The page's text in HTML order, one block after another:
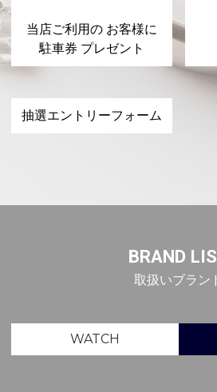
当店ご利用の お客様に
駐車券 プレゼント
抽選エントリーフォーム
BRAND
取扱いブラン
WATCH